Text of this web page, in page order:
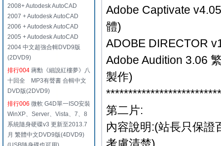
2008+ Autodesk AutoCAD
2007 + Autodesk AutoCAD
2006 + Autodesk AutoCAD
2005 + Autodesk AutoCAD
2004 中文超強合輯DVD9版
(2DVD9)
排行004 蔣勳《細說紅樓夢》八
十回全 MP3有聲書 合輯中文
DVD版(2DVD9)
排行006 微軟 G4D單一ISO安裝
WinXP、Server、Vista、7、8
系統隨身硬碟v3 更新至2013.7
月 繁體中文DVD9版(4DVD9)
Adobe Captivate
體)
ADOBE DIRECTOR
Adobe Audition 3.06
製作)
第二片:
內容說明:(站長只保證